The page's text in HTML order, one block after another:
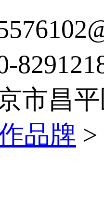
市昌
品牌